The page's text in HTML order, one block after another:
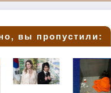
вы пропустили: